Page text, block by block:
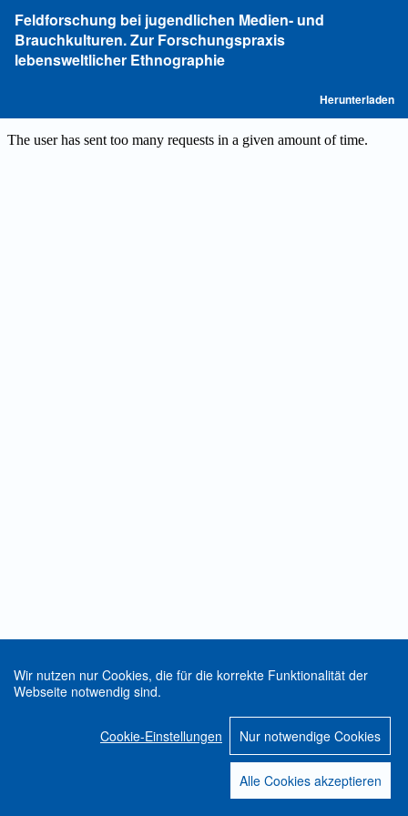
Wir nutzen nur Cookies, die für die korrekte Funktionalität der
Webseite notwendig sind.
Cookie-Einstellungen Nur notwendige Cookies
Alle Cookies akzeptieren
Artikeldetails
zurückkehren
Feldforschung bei jugendlichen Medien- und
Brauchkulturen. Zur Forschungspraxis
lebensweltlicher Ethnographie
Herunterladen